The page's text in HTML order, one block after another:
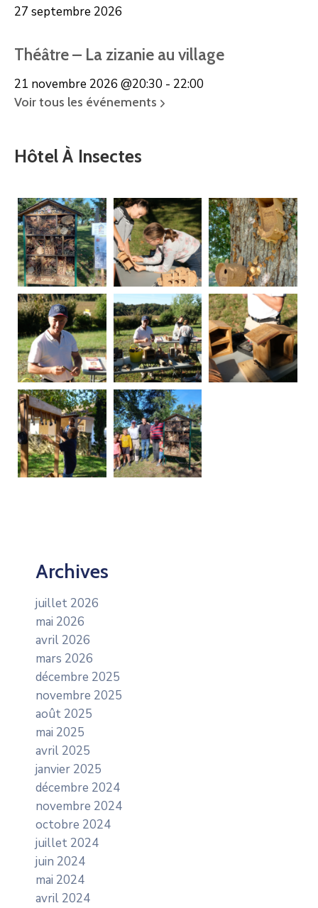
27 septembre 2026
Théâtre – La zizanie au village
21 novembre 2026 @20:30 - 22:00
Voir tous les événements
Hôtel À Insectes
Archives
juillet 2026
mai 2026
avril 2026
mars 2026
décembre 2025
novembre 2025
août 2025
mai 2025
avril 2025
janvier 2025
décembre 2024
novembre 2024
octobre 2024
juillet 2024
juin 2024
mai 2024
avril 2024